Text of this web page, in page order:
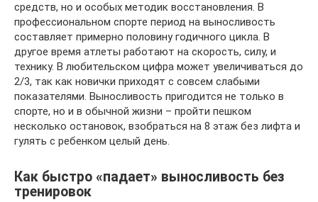
средств, но и особых методик восстановления. В
профессиональном спорте период на выносливость
составляет примерно половину годичного цикла. В
другое время атлеты работают на скорость, силу, и
технику. В любительском цифра может увеличиваться до
2/3, так как новички приходят с совсем слабыми
показателями. Выносливость пригодится не только в
спорте, но и в обычной жизни – пройти пешком
несколько остановок, взобраться на 8 этаж без лифта и
гулять с ребенком целый день.
Как быстро «падает» выносливость без
тренировок